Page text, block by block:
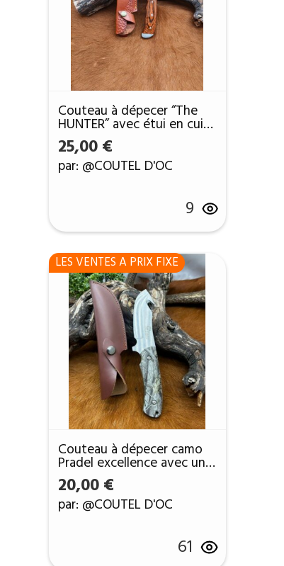
Couteau à dépecer “The
HUNTER” avec étui en cuir
DPC50
25,00 €
par: @COUTEL D'OC
9
LES VENTES A PRIX FIXE
Couteau à dépecer camo
Pradel excellence avec un
etui en cuire D589
20,00 €
par: @COUTEL D'OC
61